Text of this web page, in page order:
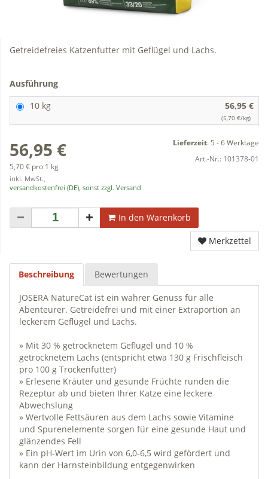
Getreidefreies Katzenfutter mit Geflügel und Lachs.
Ausführung
10 kg
56,95 €
(5,70 €/kg)
56,95 €
5,70 € pro 1 kg
inkl. MwSt.,
versandkostenfrei (DE), sonst zzgl. Versand
Lieferzeit: 5 - 6 Werktage
Art.-Nr.: 101378-01
In den Warenkorb
Merkzettel
Beschreibung Bewertungen
JOSERA NatureCat ist ein wahrer Genuss für alle
Abenteurer. Getreidefrei und mit einer Extraportion an
leckerem Geflügel und Lachs.
» Mit 30 % getrocknetem Geflügel und 10 %
getrocknetem Lachs (entspricht etwa 130 g Frischfleisch
pro 100 g Trockenfutter)
» Erlesene Kräuter und gesunde Früchte runden die
Rezeptur ab und bieten Ihrer Katze eine leckere
Abwechslung
» Wertvolle Fettsäuren aus dem Lachs sowie Vitamine
und Spurenelemente sorgen für eine gesunde Haut und
glänzendes Fell
» Ein pH-Wert im Urin von 6,0-6,5 wird gefördert und
kann der Harnsteinbildung entgegenwirken